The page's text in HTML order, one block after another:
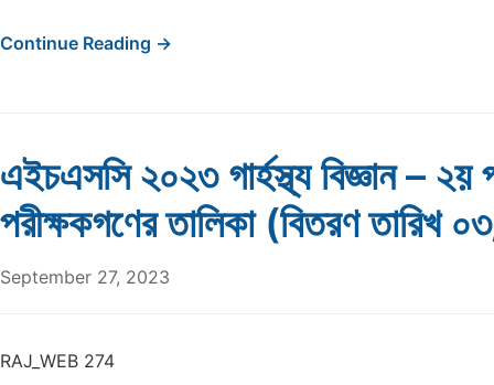
Continue Reading →
এইচএসসি ২০২৩ গার্হস্থ্য বিজ্ঞান –
পরীক্ষকগণের তালিকা (বিতরণ তারিখ
September 27, 2023
RAJ_WEB 274